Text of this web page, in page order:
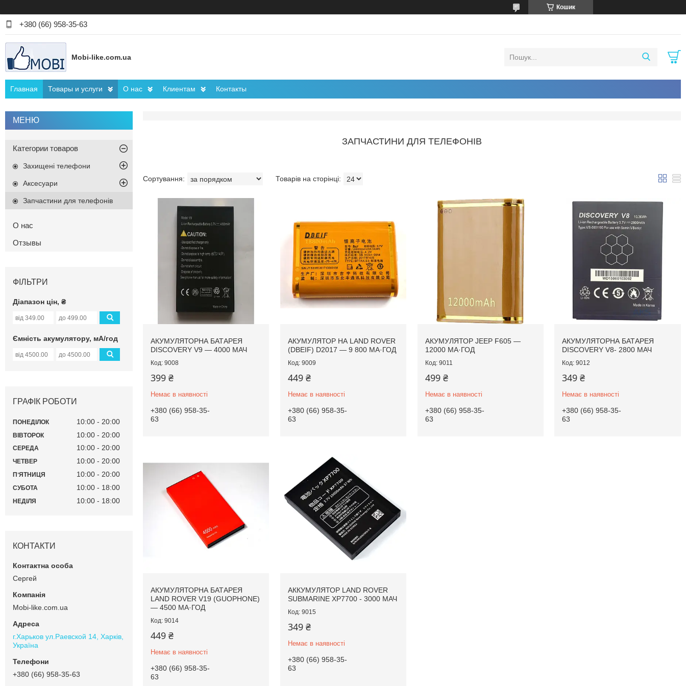
Кошик
+380 (66) 958-35-63
Mobi-like.com.ua
Главная Товары и услуги О нас Клиентам Контакты
ЗАПЧАСТИНИ ДЛЯ ТЕЛЕФОНІВ
АКУМУЛЯТОРНА БАТАРЕЯ
DISCOVERY V9 — 4000 МАЧ
9008
399 ₴
Немає в наявності
+380 (66) 958-35-
63
АКУМУЛЯТОР НА LAND ROVER
(DBEIF) D2017 — 9 800 МА·ГОД
9009
449 ₴
Немає в наявності
+380 (66) 958-35-
63
АКУМУЛЯТОР JEEP F605 —
12000 МА·ГОД
9011
499 ₴
Немає в наявності
+380 (66) 958-35-
63
АКУМУЛЯТОРНА БАТАРЕЯ
DISCOVERY V8- 2800 МАЧ
9012
349 ₴
Немає в наявності
+380 (66) 958-35-
63
АКУМУЛЯТОРНА БАТАРЕЯ
LAND ROVER V19 (GUOPHONE)
— 4500 МА·ГОД
9014
449 ₴
Немає в наявності
+380 (66) 958-35-
63
АККУМУЛЯТОР LAND ROVER
SUBMARINE XP7700 - 3000 МАЧ
9015
349 ₴
Немає в наявності
+380 (66) 958-35-
63
Категории товаров
Захищені телефони
Аксесуари
Запчастини для телефонів
О нас
Отзывы
ФІЛЬТРИ
Діапазон цін, ₴
Ємність акумулятору, мА/год
ГРАФІК РОБОТИ
ПОНЕДІЛОК 10:00 20:00
ВІВТОРОК 10:00 20:00
СЕРЕДА 10:00 20:00
ЧЕТВЕР 10:00 20:00
ПʼЯТНИЦЯ 10:00 20:00
СУБОТА 10:00 18:00
НЕДІЛЯ 10:00 18:00
КОНТАКТИ
Сергей
Mobi-like.com.ua
г.Харьков ул.Раевской 14, Харків,
Україна
+380 (66) 958-35-63